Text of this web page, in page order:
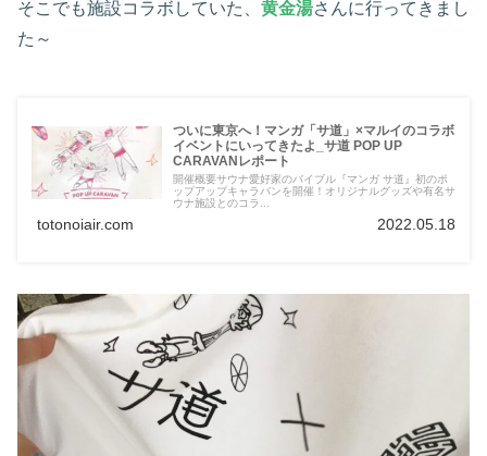
そこでも施設コラボしていた、 黄金湯さんに行ってきまし
た～
ついに東京へ！マンガ「サ道」×マルイのコラボ
イベントにいってきたよ_サ道 POP UP
CARAVANレポート
開催概要サウナ愛好家のバイブル『マンガ サ道』初のポ
ップアップキャラバンを開催！オリジナルグッズや有名サ
ウナ施設とのコラ...
totonoiair.com 2022.05.18